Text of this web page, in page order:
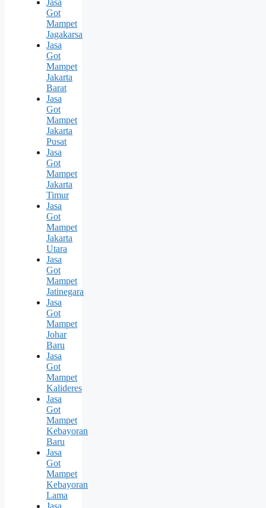
Got
Mampet
Jagakarsa
Jasa
Got
Mampet
Jakarta
Barat
Jasa
Got
Mampet
Jakarta
Pusat
Jasa
Got
Mampet
Jakarta
Timur
Jasa
Got
Mampet
Jakarta
Utara
Jasa
Got
Mampet
Jatinegara
Jasa
Got
Mampet
Johar
Baru
Jasa
Got
Mampet
Kalideres
Jasa
Got
Mampet
Kebayoran
Baru
Jasa
Got
Mampet
Kebayoran
Lama
Jasa